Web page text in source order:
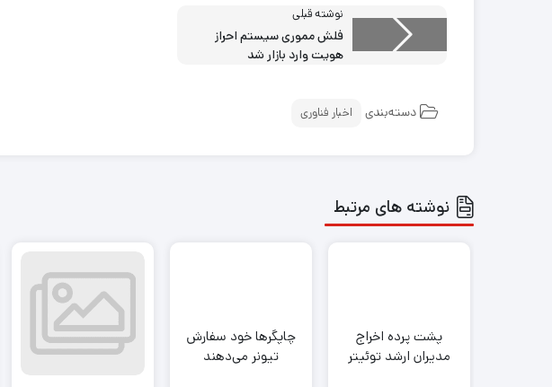
نوشته قبلی
فلش مموری سیستم احراز
هویت وارد بازار شد
دسته‌بندی اخبار فناوری
نوشته های مرتبط
پشت پرده اخراج
مدیران ارشد توئیتر
چاپگرها خود سفارش
تیونر می‌دهند